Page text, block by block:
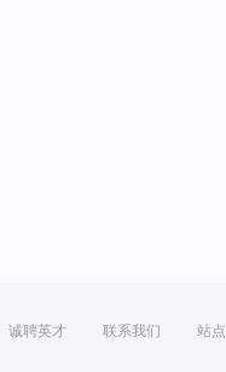
诚聘英才 联系我们 站